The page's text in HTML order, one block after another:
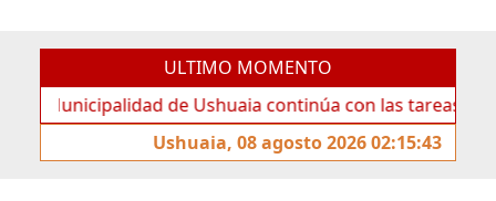
ULTIMO MOMENTO
de Ushuaia continúa con las tareas de
Ushuaia, 08 agosto 2026 02:15:43